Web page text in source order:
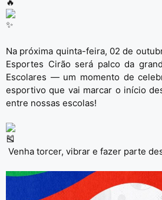
Na próxima quinta-feira, 02 de
Esportes Cirão será palco da
Escolares — um momento de
esportivo que vai marcar o início
entre nossas escolas!
Venha torcer, vibrar e fazer parte